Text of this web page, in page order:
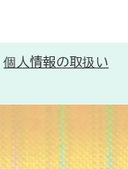
個人情報の取扱い